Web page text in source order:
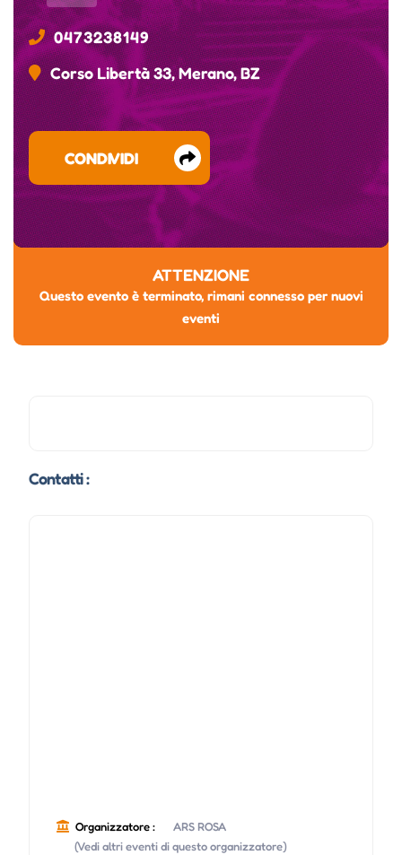
0473238149
Corso Libertà 33, Merano, BZ
CONDIVIDI
ATTENZIONE
Questo evento è terminato, rimani connesso per nuovi
eventi
Contatti :
Organizzatore :
ARS ROSA
(Vedi altri eventi di questo organizzatore)